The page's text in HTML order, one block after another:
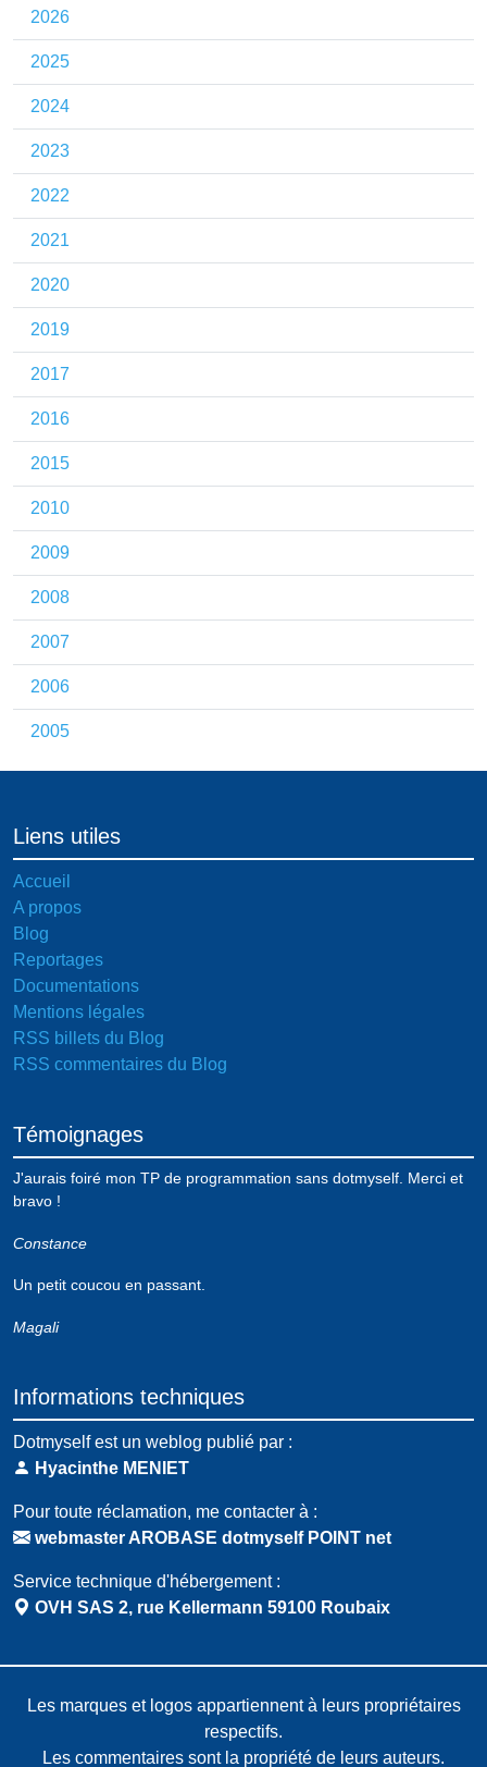
2026
2025
2024
2023
2022
2021
2020
2019
2017
2016
2015
2010
2009
2008
2007
2006
2005
Liens utiles
Accueil
A propos
Blog
Reportages
Documentations
Mentions légales
RSS billets du Blog
RSS commentaires du Blog
Témoignages
J'aurais foiré mon TP de programmation sans dotmyself. Merci et
bravo !
Constance
Un petit coucou en passant.
Magali
Informations techniques
Dotmyself est un weblog publié par :
Hyacinthe MENIET
Pour toute réclamation, me contacter à :
webmaster AROBASE dotmyself POINT net
Service technique d'hébergement :
OVH SAS 2, rue Kellermann 59100 Roubaix
Les marques et logos appartiennent à leurs propriétaires
respectifs.
Les commentaires sont la propriété de leurs auteurs.